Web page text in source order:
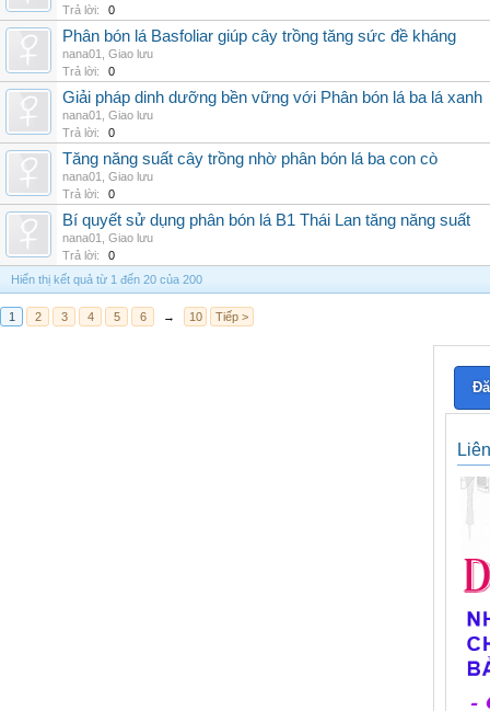
Trả lời:
0
Phân bón lá Basfoliar giúp cây trồng tăng sức đề kháng
nana01
Giao lưu
Trả lời:
0
Giải pháp dinh dưỡng bền vững với Phân bón lá ba lá xanh
nana01
Giao lưu
Trả lời:
0
Tăng năng suất cây trồng nhờ phân bón lá ba con cò
nana01
Giao lưu
Trả lời:
0
Bí quyết sử dụng phân bón lá B1 Thái Lan tăng năng suất
nana01
Giao lưu
Trả lời:
0
Hiển thị kết quả từ 1 đến 20 của 200
1 2 3 4 5 6 → 10 Tiếp >